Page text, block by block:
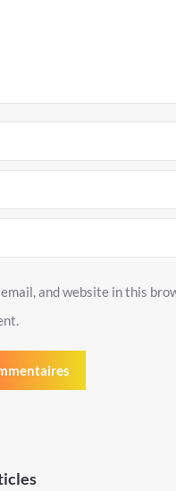
email, and website in this